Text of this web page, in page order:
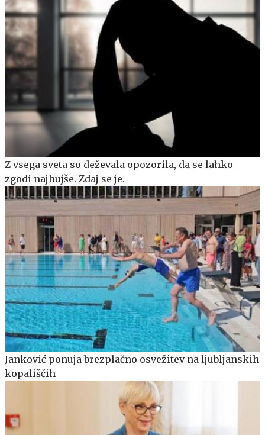
Z vsega sveta so deževala opozorila, da se lahko
zgodi najhujše. Zdaj se je.
Janković ponuja brezplačno osvežitev na ljubljanskih
kopališčih